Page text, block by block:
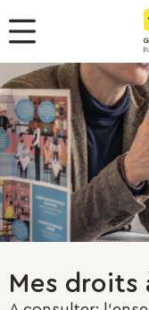
Panneau de gestion
Menu
Mes droits